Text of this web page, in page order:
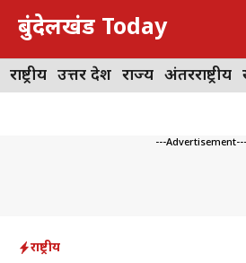
Skip
content
बुंदेलखंड Today
राष्ट्रीय उत्तर प्रदेश राज्य अंतरराष्ट्रीय
---Advertisement---
राष्ट्रीय